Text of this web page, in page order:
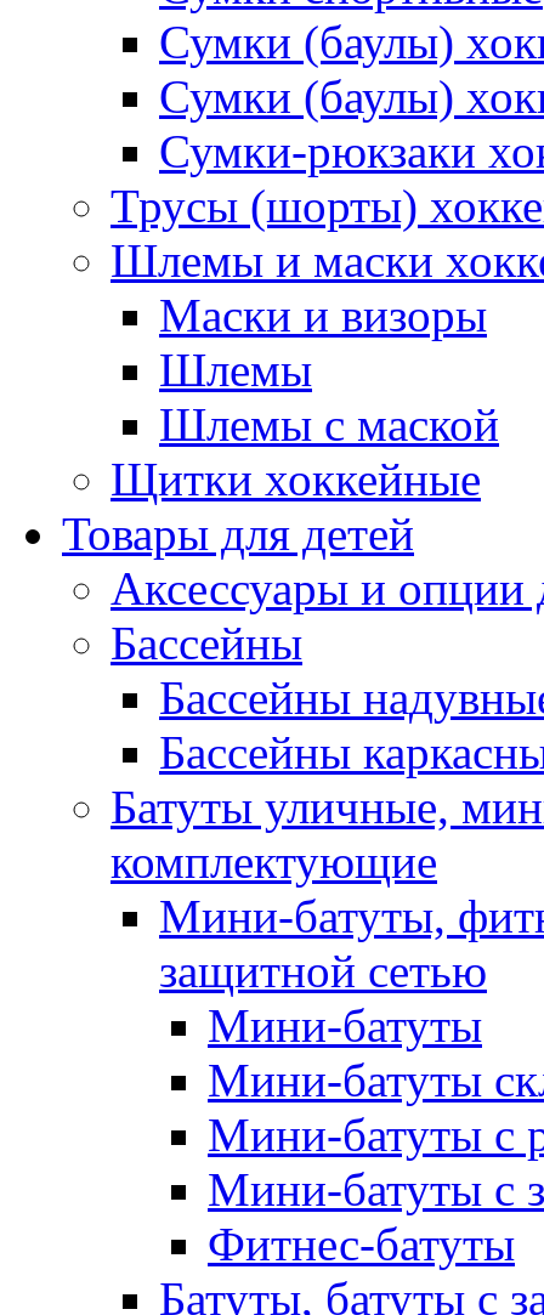
Сумки (баулы)
Сумки (баулы)
Сумки-рюкзаки
Трусы (шорты)
Шлемы и маски
Маски и визоры
Шлемы
Шлемы с маской
Щитки хоккейные
Товары для детей
Аксессуары и опции
Бассейны
Бассейны
Бассейны
Батуты уличные,
комплектующие
Мини-батуты,
защитной сетью
Мини-батуты
Мини-батуты
Мини-батуты с
Мини-батуты с
Фитнес-батуты
Батуты, батуты с